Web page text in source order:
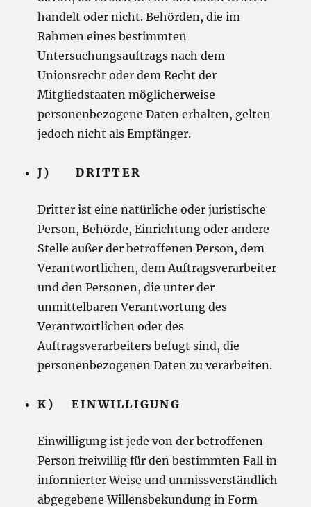
handelt oder nicht. Behörden, die im
Rahmen eines bestimmten
Untersuchungsauftrags nach dem
Unionsrecht oder dem Recht der
Mitgliedstaaten möglicherweise
personenbezogene Daten erhalten, gelten
jedoch nicht als Empfänger.
J) DRITTER
Dritter ist eine natürliche oder juristische
Person, Behörde, Einrichtung oder andere
Stelle außer der betroffenen Person, dem
Verantwortlichen, dem Auftragsverarbeiter
und den Personen, die unter der
unmittelbaren Verantwortung des
Verantwortlichen oder des
Auftragsverarbeiters befugt sind, die
personenbezogenen Daten zu verarbeiten.
K) EINWILLIGUNG
Einwilligung ist jede von der betroffenen
Person freiwillig für den bestimmten Fall in
informierter Weise und unmissverständlich
abgegebene Willensbekundung in Form